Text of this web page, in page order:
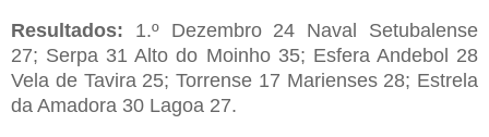
Resultados: 1.º Dezembro 24 Naval Setubalense
27; Serpa 31 Alto do Moinho 35; Esfera Andebol 28
Vela de Tavira 25; Torrense 17 Marienses 28; Estrela
da Amadora 30 Lagoa 27.